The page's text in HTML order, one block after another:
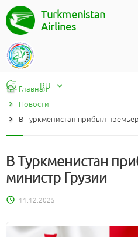
Turkmenistan
Airlines
RU
RU
TM
Главная
Новости
В Туркменистан прибыл
В Туркменистан
министр Грузии
11.12.2025